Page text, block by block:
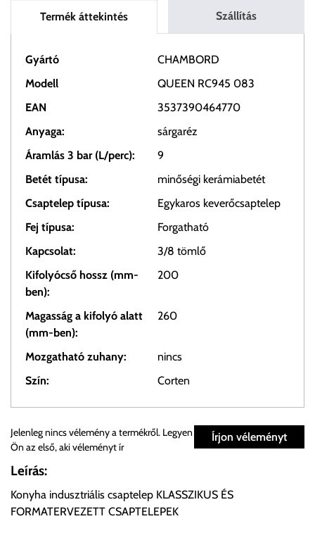
Termék áttekintés Szállítás
Gyártó
CHAMBORD
Modell
QUEEN RC945 083
EAN
3537390464770
Anyaga:
sárgaréz
Áramlás 3 bar (L/perc):
9
Betét típusa:
minőségi kerámiabetét
Csaptelep típusa:
Egykaros keverőcsaptelep
Fej típusa:
Forgatható
Kapcsolat:
3/8 tömlő
Kifolyócső hossz (mm-
ben):
200
Magasság a kifolyó alatt
(mm-ben):
260
Mozgatható zuhany:
nincs
Szín:
Corten
Személyes átvétel:
Önnek lehetősége van rendelését a beérkezést követően
előre egyeztetett időpontban.
Írjon véleményt
Jelenleg nincs vélemény a termékről. Legyen
Ön az első, aki véleményt ír
Leírás:
Konyha indusztriális csaptelep KLASSZIKUS ÉS
FORMATERVEZETT CSAPTELEPEK